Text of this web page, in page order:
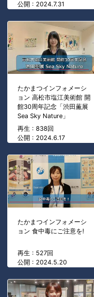
公開 : 2024.7.31
たかまつインフォメーシ
ョン 高松市塩江美術館 開
館30周年記念「渋田薫展
Sea Sky Nature」
再生 : 838回
公開 : 2024.6.17
たかまつインフォメーシ
ョン 食中毒にご注意を!
再生 : 527回
公開 : 2024.5.20